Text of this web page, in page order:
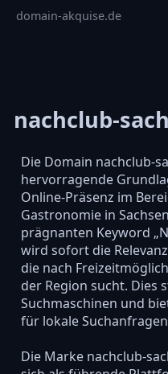
domain-akquise.de
nachclub-
Die Domain nachclub-
hervorragende
Online-Präsenz im
Gastronomie in
prägnanten Keyword
wird sofort die
die nach
der Region sucht. Dies
Suchmaschinen und
für lokale
Die Marke nachclub-